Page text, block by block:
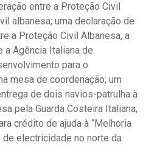
entre a Proteção Civil
albanesa; uma declaração de
a Proteção Civil Albanesa, a
a Agência Italiana de
para o
mesa de coordenação; um
de dois navios-patrulha à
pela Guarda Costeira Italiana;
crédito de ajuda à “Melhoria
electricidade no norte da